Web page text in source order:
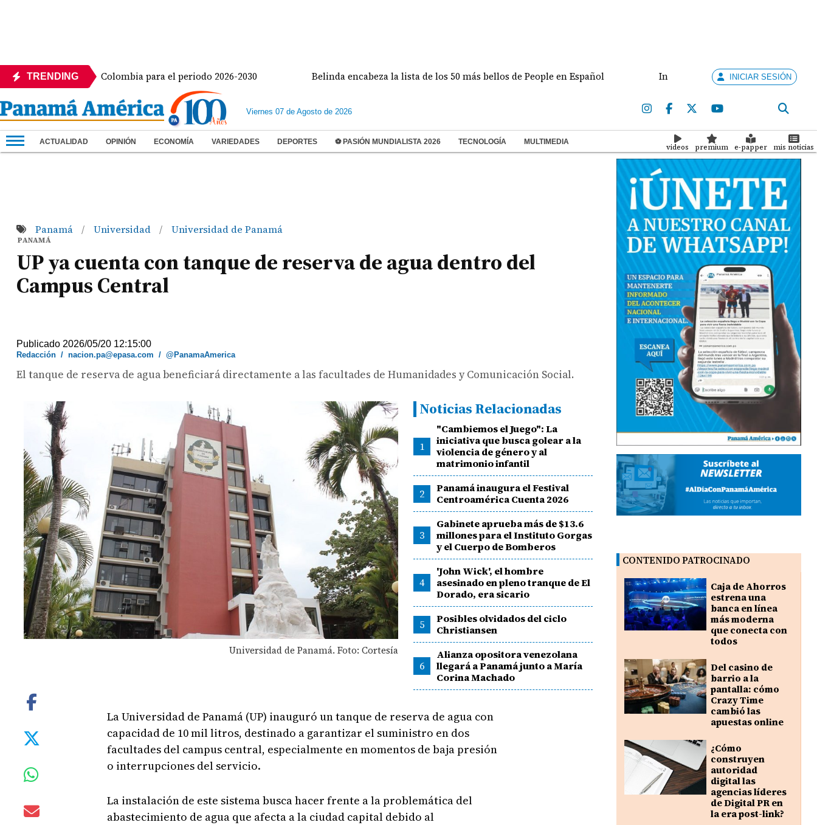
TRENDINGde Colombia para el periodo 2026-2030 Belinda encabeza la lista de los 50 más bellos de People en Español Interconexión eléctrica y combate al
INICIAR SESIÓN
Viernes 07 de Agosto de 2026
ACTUALIDAD OPINIÓN ECONOMÍA VARIEDADES DEPORTES ⚽ PASIÓN MUNDIALISTA 2026 TECNOLOGÍA MULTIMEDIA
videos premium e-papper mis noticias
Panamá / Universidad / Universidad de Panamá
PANAMÁ
UP ya cuenta con tanque de reserva de agua dentro del
Campus Central
Publicado 2026/05/20 12:15:00
Redacción /nacion.pa@epasa.com /@PanamaAmerica
El tanque de reserva de agua beneficiará directamente a las facultades de Humanidades y Comunicación Social.
Universidad de Panamá. Foto: Cortesía
Noticias Relacionadas
1
"Cambiemos el Juego": La
iniciativa que busca golear a la
violencia de género y al
matrimonio infantil
2
Panamá inaugura el Festival
Centroamérica Cuenta 2026
3
Gabinete aprueba más de $13.6
millones para el Instituto Gorgas
y el Cuerpo de Bomberos
4
'John Wick', el hombre
asesinado en pleno tranque de El
Dorado, era sicario
5
Posibles olvidados del ciclo
Christiansen
6
Alianza opositora venezolana
llegará a Panamá junto a María
Corina Machado
La Universidad de Panamá (UP) inauguró un tanque de reserva de agua con
capacidad de 10 mil litros, destinado a garantizar el suministro en dos
facultades del campus central, especialmente en momentos de baja presión
o interrupciones del servicio.
La instalación de este sistema busca hacer frente a la problemática del
abastecimiento de agua que afecta a la ciudad capital debido al
CONTENIDO PATROCINADO
Caja de Ahorros
estrena una
banca en línea
más moderna
que conecta con
todos
Del casino de
barrio a la
pantalla: cómo
Crazy Time
cambió las
apuestas online
¿Cómo
construyen
autoridad
digital las
agencias líderes
de Digital PR en
la era post-link?